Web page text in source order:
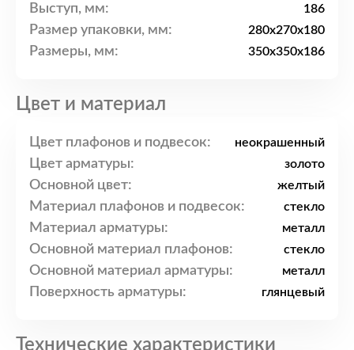
Выступ, мм: 186
Размер упаковки, мм: 280x270x180
Размеры, мм: 350x350x186
Цвет и материал
Цвет плафонов и подвесок: неокрашенный
Цвет арматуры: золото
Основной цвет: желтый
Материал плафонов и подвесок: стекло
Материал арматуры: металл
Основной материал плафонов: стекло
Основной материал арматуры: металл
Поверхность арматуры: глянцевый
Технические характеристики